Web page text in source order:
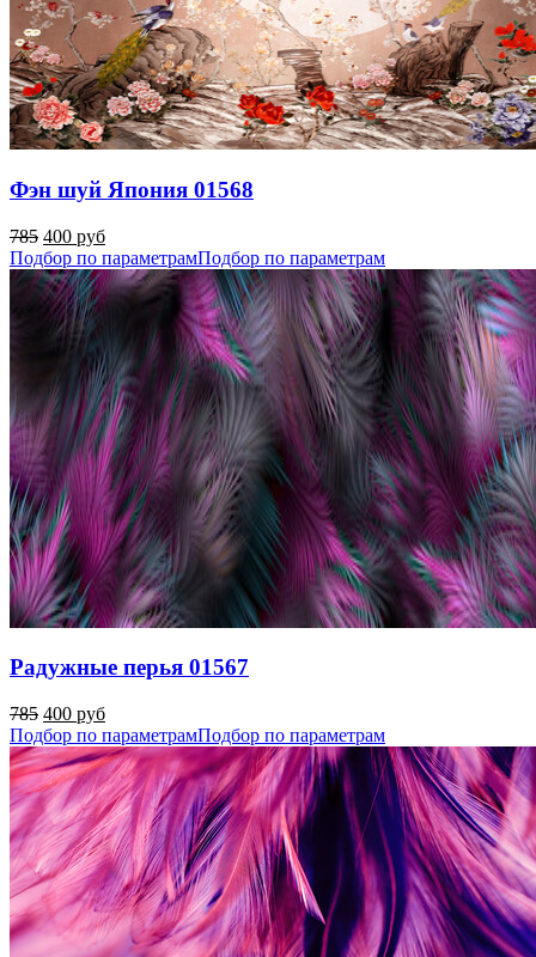
Фэн шуй Япония 01568
785 400 руб
Подбор по параметрамПодбор по параметрам
Радужные перья 01567
785 400 руб
Подбор по параметрамПодбор по параметрам